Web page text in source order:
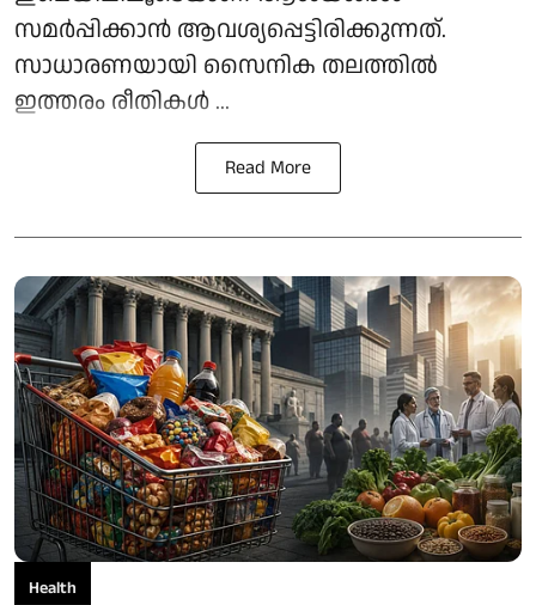
സമർപ്പിക്കാൻ ആവശ്യപ്പെട്ടിരിക്കുന്നത്.
സാധാരണയായി സൈനിക തലത്തിൽ
ഇത്തരം രീതികൾ ...
Read More
Health